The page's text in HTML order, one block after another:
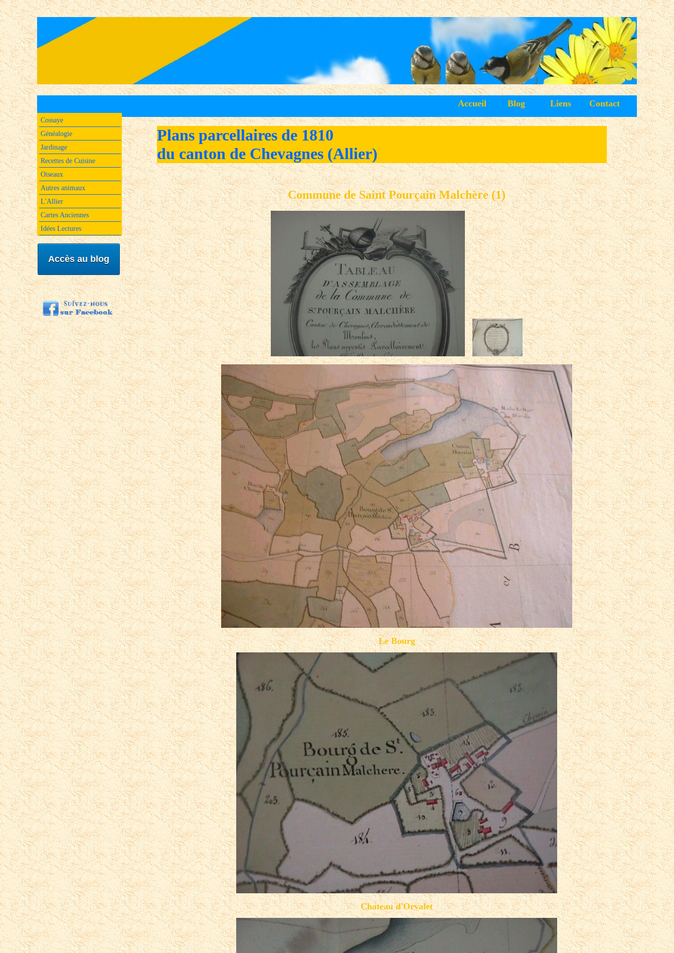
Contact
Liens
Blog
Accueil
Cossaye
Généalogie
Jardinage
Recettes de Cuisine
Oiseaux
Autres animaux
L'Allier
Cartes Anciennes
Idées Lectures
Accès au blog
Plans parcellaires de 1810
du canton de Chevagnes (Allier)
Commune de Saint Pourçain Malchère (1)
Le Bourg
Chateau d'Orvalet